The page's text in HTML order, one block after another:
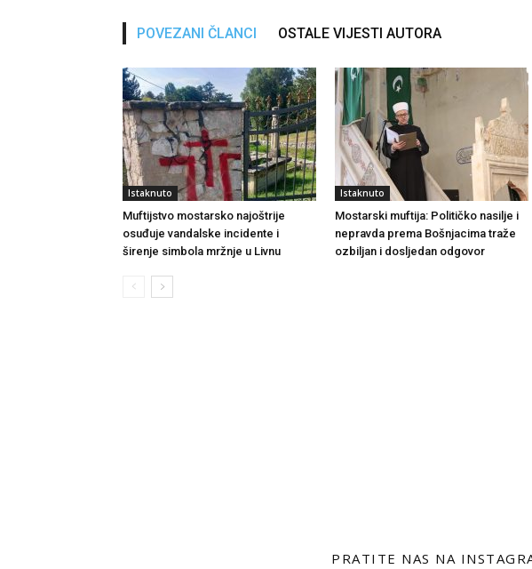
POVEZANI ČLANCI OSTALE VIJESTI AUTORA
Istaknuto
Muftijstvo mostarsko najoštrije
osuđuje vandalske incidente i
širenje simbola mržnje u Livnu
Istaknuto
Mostarski muftija: Političko nasilje i
nepravda prema Bošnjacima traže
ozbiljan i dosljedan odgovor
PRATITE NAS NA